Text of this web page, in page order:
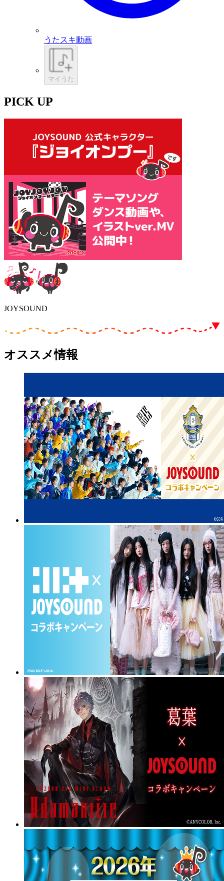
うたスキ動画
マイうた
PICK UP
JOYSOUND
オススメ情報